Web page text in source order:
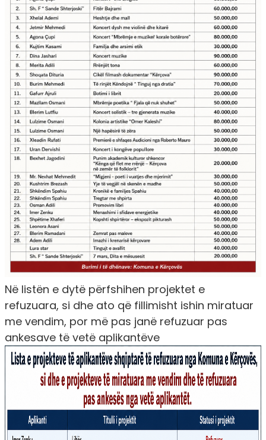
Në listën e dytë përfshihen projektet e
refuzuara, si dhe ato që fillimisht ishin miratuar
me vendim, por më pas janë refuzuar pas
ankesave të vetë aplikantëve